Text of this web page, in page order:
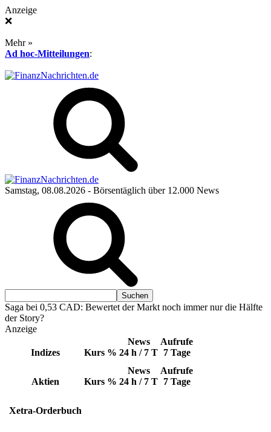
Anzeige
❌
Mehr »
Ad hoc-Mitteilungen:
Samstag, 08.08.2026 - Börsentäglich über 12.000 News
Saga bei 0,53 CAD: Bewertet der Markt noch immer nur die Hälfte
der Story?
Anzeige
Indizes Kurs %
News
24 h / 7 T
Aufrufe
7 Tage
Aktien Kurs %
News
24 h / 7 T
Aufrufe
7 Tage
Xetra-Orderbuch